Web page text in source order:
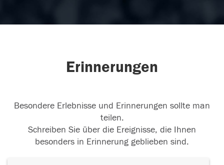
Erinnerungen
Besondere Erlebnisse und Erinnerungen sollte man
teilen.
Schreiben Sie über die Ereignisse, die Ihnen
besonders in Erinnerung geblieben sind.